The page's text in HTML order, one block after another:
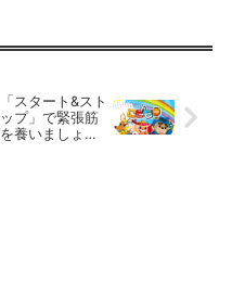
「スタート&スト
ップ」で緊張筋
を養いましょ